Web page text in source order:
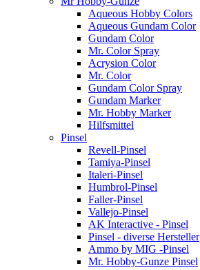
Aqueous Hobby Colors
Aqueous Gundam Color
Gundam Color
Mr. Color Spray
Acrysion Color
Mr. Color
Gundam Color Spray
Gundam Marker
Mr. Hobby Marker
Hilfsmittel
Pinsel
Revell-Pinsel
Tamiya-Pinsel
Italeri-Pinsel
Humbrol-Pinsel
Faller-Pinsel
Vallejo-Pinsel
AK Interactive - Pinsel
Pinsel - diverse Hersteller
Ammo by MIG -Pinsel
Mr. Hobby-Gunze Pinsel